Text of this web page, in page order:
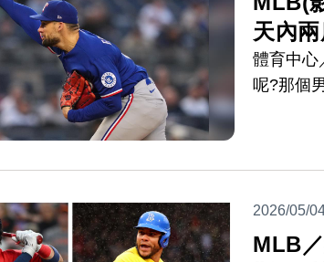
天內
體育中心
呢?那個
2026/05/
MLB